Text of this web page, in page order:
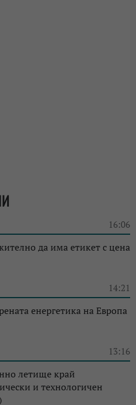
16:06
да има етикет с цена
14:21
енергетика на Европа
13:16
летище край
и технологичен